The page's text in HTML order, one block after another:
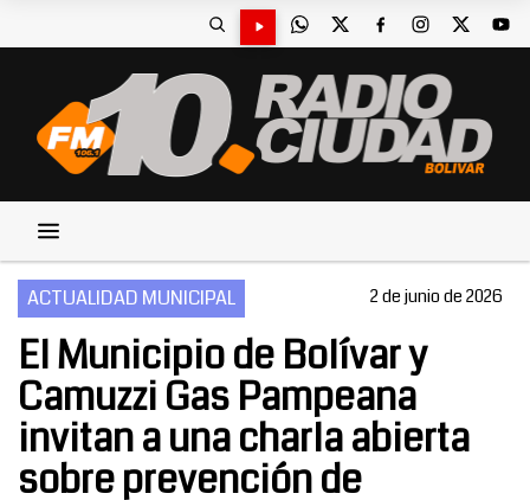
ACTUALIDAD MUNICIPAL 2 de junio de 2026
El Municipio de Bolívar y
Camuzzi Gas Pampeana
invitan a una charla abierta
sobre prevención de